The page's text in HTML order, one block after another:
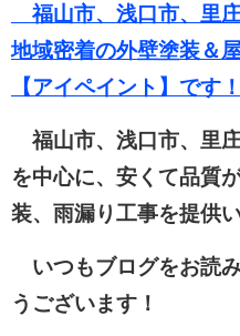
福山市、浅口市、里
地域密着の外壁塗装＆
【アイペイント】です！
福山市、浅口市、里
を中心に、安くて品質
装、雨漏り工事を提供
いつもブログをお読
うございます！